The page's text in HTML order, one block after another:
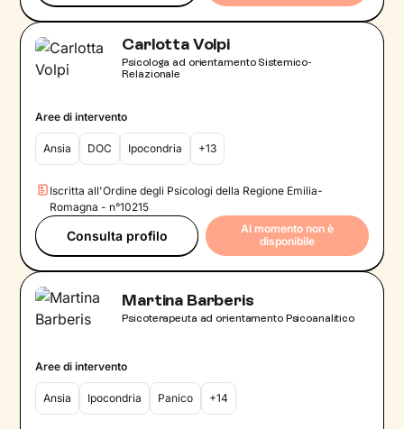
Carlotta Volpi
Psicologa ad orientamento Sistemico-
Relazionale
Aree di intervento
Ansia DOC Ipocondria +13
Iscritta all'Ordine degli Psicologi della Regione Emilia-
Romagna - n°10215
Consulta profilo
Al momento non è
disponibile
Martina Barberis
Psicoterapeuta ad orientamento Psicoanalitico
Aree di intervento
Ansia Ipocondria Panico +14